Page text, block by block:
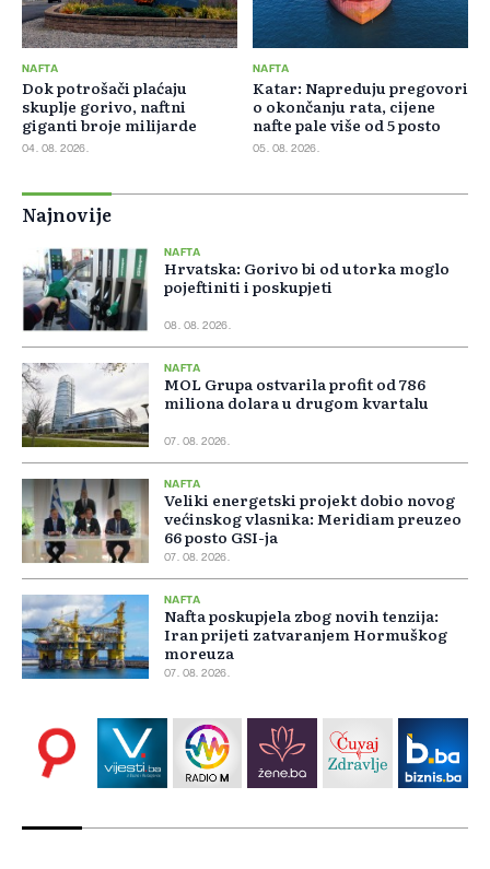
NAFTA
Dok potrošači plaćaju
skuplje gorivo, naftni
giganti broje milijarde
04. 08. 2026.
NAFTA
Katar: Napreduju pregovori
o okončanju rata, cijene
nafte pale više od 5 posto
05. 08. 2026.
Najnovije
NAFTA
Hrvatska: Gorivo bi od utorka moglo
pojeftiniti i poskupjeti
08. 08. 2026.
NAFTA
MOL Grupa ostvarila profit od 786
miliona dolara u drugom kvartalu
07. 08. 2026.
NAFTA
Veliki energetski projekt dobio novog
većinskog vlasnika: Meridiam preuzeo
66 posto GSI-ja
07. 08. 2026.
NAFTA
Nafta poskupjela zbog novih tenzija:
Iran prijeti zatvaranjem Hormuškog
moreuza
07. 08. 2026.